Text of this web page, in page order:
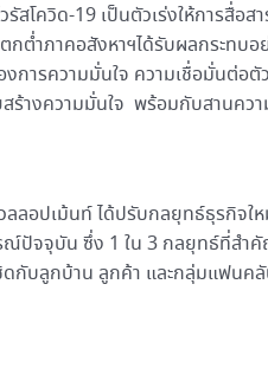
รัสโควิด-19 เป็นตัวเร่งให้การสื่
กต่ำภาคอสังหาฯได้รับผลกระทบ
การความมั่นใจ ความเชื่อมั่นต่อ
ร้างความมั่นใจ พร้อมกับสานคว
ลอปเม้นท์ ได้ปรับกลยุทธ์ธุรกิจใ
ปัจจุบัน ซึ่ง 1 ใน 3 กลยุทธ์ที่สำ
ชิดกับลูกบ้าน ลูกค้า และกลุ่มแฟน